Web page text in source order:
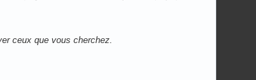
ceux que vous cherchez.